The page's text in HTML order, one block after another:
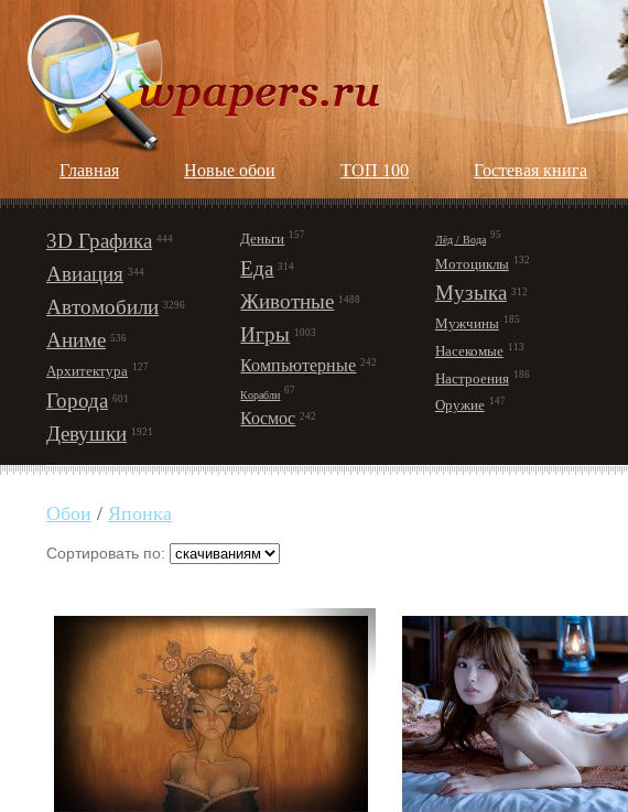
Главная Новые обои ТОП 100 Гостевая книга
3D Графика 444
Авиация 344
Автомобили 3296
Аниме 536
Архитектура 127
Города 601
Девушки 1921
Деньги 157
Еда 314
Животные 1488
Игры 1003
Компьютерные 242
Корабли 67
Космос 242
Лёд / Вода 95
Мотоциклы 132
Музыка 312
Мужчины 185
Насекомые 113
Настроения 186
Оружие 147
Обои / Японка
Сортировать по: